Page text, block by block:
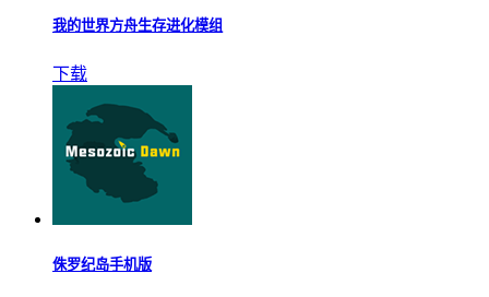
我的世界方舟生存进化模组
下载
侏罗纪岛手机版